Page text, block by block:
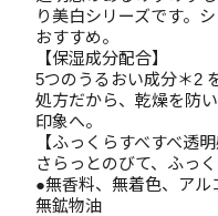
り美白シリーズです。
おすすめ。
【保湿成分配合】
5つのうるおい成分＊2
処方だから、乾燥を防
印象へ。
【ふっくらすべすべ透明
さらっとのびて、ふっ
●無香料、無着色、アル
無鉱物油